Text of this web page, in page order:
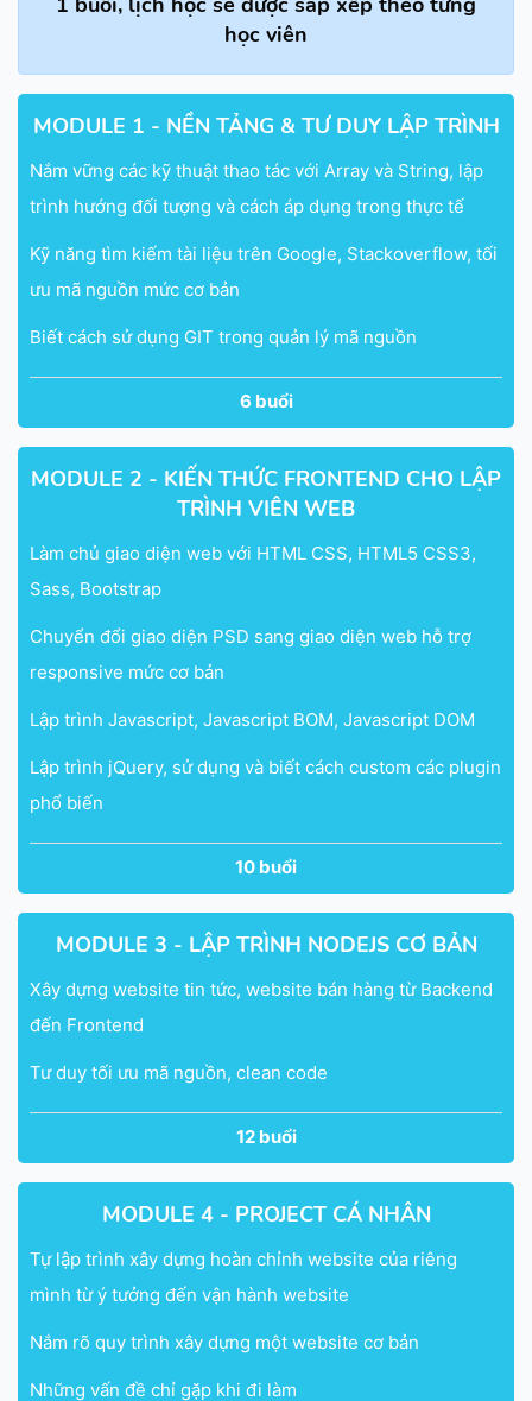
học viên
MODULE 1 - NỀN TẢNG & TƯ DUY LẬP TRÌNH
Nắm vững các kỹ thuật thao tác với Array và String, lập
trình hướng đối tượng và cách áp dụng trong thực tế
Kỹ năng tìm kiếm tài liệu trên Google, Stackoverflow, tối
ưu mã nguồn mức cơ bản
Biết cách sử dụng GIT trong quản lý mã nguồn
6 buổi
MODULE 2 - KIẾN THỨC FRONTEND CHO LẬP
TRÌNH VIÊN WEB
Làm chủ giao diện web với HTML CSS, HTML5 CSS3,
Sass, Bootstrap
Chuyển đổi giao diện PSD sang giao diện web hỗ trợ
responsive mức cơ bản
Lập trình Javascript, Javascript BOM, Javascript DOM
Lập trình jQuery, sử dụng và biết cách custom các plugin
phổ biến
10 buổi
MODULE 3 - LẬP TRÌNH NODEJS CƠ BẢN
Xây dựng website tin tức, website bán hàng từ Backend
đến Frontend
Tư duy tối ưu mã nguồn, clean code
12 buổi
MODULE 4 - PROJECT CÁ NHÂN
Tự lập trình xây dựng hoàn chỉnh website của riêng
mình từ ý tưởng đến vận hành website
Nắm rõ quy trình xây dựng một website cơ bản
Những vấn đề chỉ gặp khi đi làm